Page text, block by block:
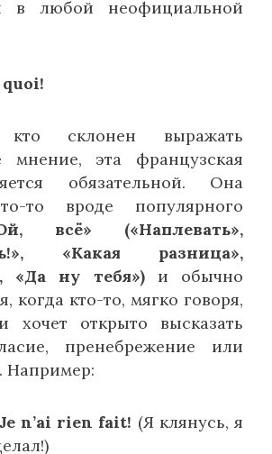
в любой неофициальной
quoi!
склонен выражать
мнение, эта французская
обязательной. Она
то вроде популярного
всё» («Наплевать»,
«Какая разница»,
«Да ну тебя») и обычно
когда кто-то, мягко говоря,
хочет открыто высказать
пренебрежение или
Например:
n’ai rien fait! (Я клянусь, я